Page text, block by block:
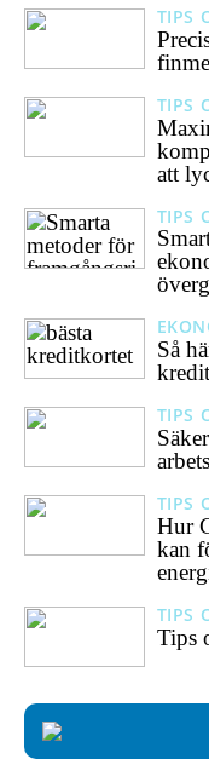
TIPS
TIPS
att
TIPS
Så
TIPS
TIPS
Hur
kan
TIPS
Tips